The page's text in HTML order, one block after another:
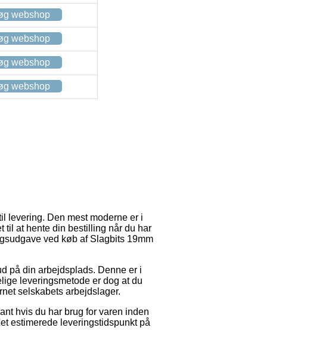
webshop
webshop
webshop
webshop
levering. Den mest moderne er i
til at hente din bestilling når du har
ved køb af Slagbits 19mm
på din arbejdsplads. Denne er i
leveringsmetode er dog at du
selskabets arbejdslager.
hvis du har brug for varen inden
estimerede leveringstidspunkt på